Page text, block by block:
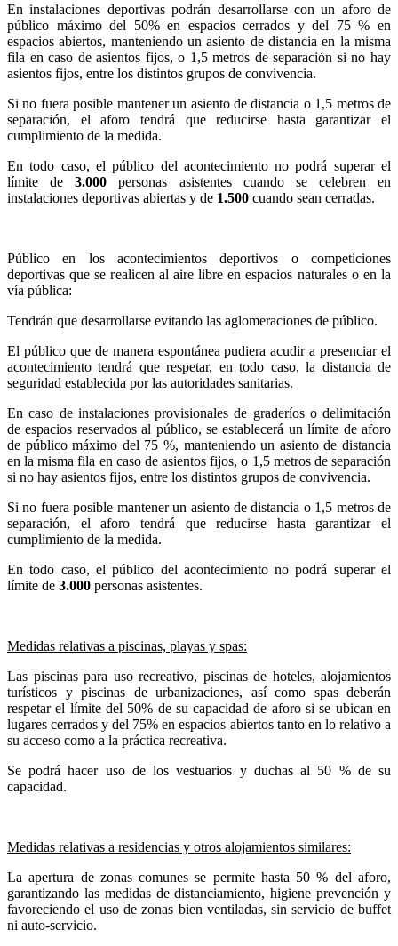
En instalaciones deportivas podrán desarrollarse con un aforo de
público máximo del 50% en espacios cerrados y del 75 % en
espacios abiertos, manteniendo un asiento de distancia en la misma
fila en caso de asientos fijos, o 1,5 metros de separación si no hay
asientos fijos, entre los distintos grupos de convivencia.
Si no fuera posible mantener un asiento de distancia o 1,5 metros de
separación, el aforo tendrá que reducirse hasta garantizar el
cumplimiento de la medida.
En todo caso, el público del acontecimiento no podrá superar el
límite de3.000personas asistentes cuando se celebren en
instalaciones deportivas abiertas y de 1.500 cuando sean cerradas.
Público en los acontecimientos deportivos o competiciones
deportivas que se realicen al aire libre en espacios naturales o en la
vía pública:
Tendrán que desarrollarse evitando las aglomeraciones de público.
El público que de manera espontánea pudiera acudir a presenciar el
acontecimiento tendrá que respetar, en todo caso, la distancia de
seguridad establecida por las autoridades sanitarias.
En caso de instalaciones provisionales de graderíos o delimitación
de espacios reservados al público, se establecerá un límite de aforo
de público máximo del 75 %, manteniendo un asiento de distancia
en la misma fila en caso de asientos fijos, o 1,5 metros de separación
si no hay asientos fijos, entre los distintos grupos de convivencia.
Si no fuera posible mantener un asiento de distancia o 1,5 metros de
separación, el aforo tendrá que reducirse hasta garantizar el
cumplimiento de la medida.
En todo caso, el público del acontecimiento no podrá superar el
límite de 3.000 personas asistentes.
Medidas relativas a piscinas, playas y spas:
Las piscinas para uso recreativo, piscinas de hoteles, alojamientos
turísticos y piscinas de urbanizaciones, así como spas deberán
respetar el límite del 50% de su capacidad de aforo si se ubican en
lugares cerrados y del 75% en espacios abiertos tanto en lo relativo a
su acceso como a la práctica recreativa.
Se podrá hacer uso de los vestuarios y duchas al 50 % de su
capacidad.
Medidas relativas a residencias y otros alojamientos similares:
La apertura de zonas comunes se permite hasta 50 % del aforo,
garantizando las medidas de distanciamiento, higiene prevención y
favoreciendo el uso de zonas bien ventiladas, sin servicio de buffet
ni auto-servicio.